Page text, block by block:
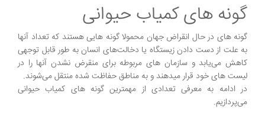
گونه های کمیاب حیوانی
گونه های در حال انقراض جهان محمولا گونه هایی هستند که تعداد آنها
به علت از دست دادن زیستگاه یا دخالت‌های انسان به طور قابل توجهی
کاهش می‌یابد و سازمان های مربوطه برای منقرض نشدن آنها را در
لیست های خود قرار میدهند و به مناطق حفاظت شده منتقل می‌شوند.
در ادامه به معرفی تعدادی از مهمترین گونه های کمیاب حیوانی
می‌پردازیم.